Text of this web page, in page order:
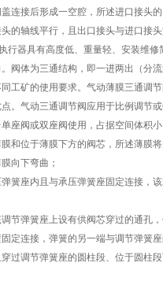
连接后形成一空腔，所述进口接头
的轴线平行，且出口接头与进口接
器具有高度低、重量轻、安装维修
阀体为三通结构，即一进两出（分
工矿的使用要求。气动薄膜三通调
。气动三通调节阀应用于比例调节
座阀或双座阀使用，占据空间体积小
和位于薄膜下方的阀芯，所述薄膜
向下弯曲；
簧座内且与承压弹簧座固定连接，
节弹簧座上设有供阀芯穿过的通孔
定连接，弹簧的另一端与调节弹簧座
过调节弹簧座的圆柱段、位于圆柱